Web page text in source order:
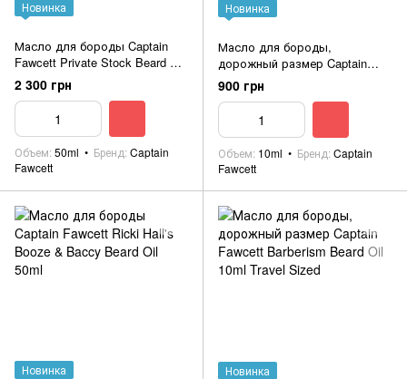
Новинка
Масло для бороды Captain
Fawcett Private Stock Beard Oil
(CF.332) 50ml
2 300 грн
Объем 50ml Бренд Captain
Fawcett
Новинка
Масло для бороды,
дорожный размер Captain
Fawcett Ricki Hall's Booze &
Baccy Beard Oil 10ml Travel
Size
900 грн
Объем 10ml Бренд Captain
Fawcett
Новинка Новинка